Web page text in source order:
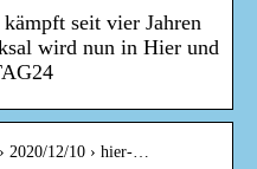
seit vier Jahren
wird nun in Hier und
2020/12/10 › hier-…